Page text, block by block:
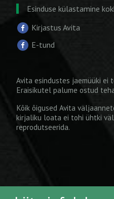
Esinduse külastamine
Kirjastus Avita
E-tund
Avita esindustes jaemüüki ei
Eraisikutel palume ostud
Kõik õigused Avita
kirjaliku loata ei tohi ühtki
reprodutseerida.